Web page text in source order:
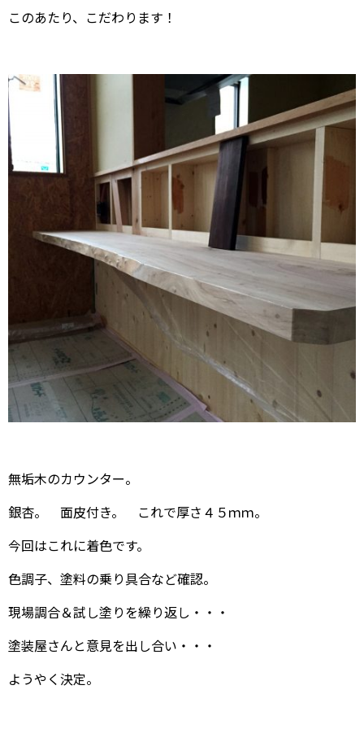
このあたり、こだわります！
無垢木のカウンター。
銀杏。 面皮付き。 これで厚さ４５ｍｍ。
今回はこれに着色です。
色調子、塗料の乗り具合など確認。
現場調合＆試し塗りを繰り返し・・・
塗装屋さんと意見を出し合い・・・
ようやく決定。